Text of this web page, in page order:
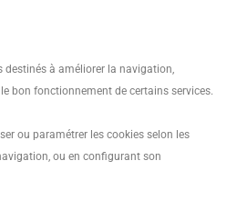
destinés à améliorer la navigation,
bon fonctionnement de certains services.
ou paramétrer les cookies selon les
ou en configurant son